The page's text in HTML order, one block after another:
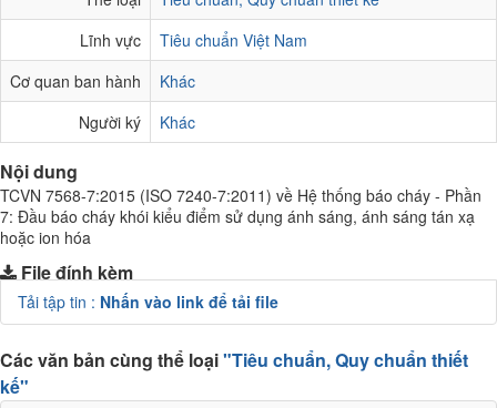
Lĩnh vực
Tiêu chuẩn Việt Nam
Cơ quan ban hành
Khác
Người ký
Khác
Nội dung
TCVN 7568-7:2015 (ISO 7240-7:2011) về Hệ thống báo cháy - Phần
7: Đầu báo cháy khói kiểu điểm sử dụng ánh sáng, ánh sáng tán xạ
hoặc ion hóa
File đính kèm
Tải tập tin : Nhấn vào link để tải file
Các văn bản cùng thể loại"Tiêu chuẩn, Quy chuẩn thiết
kế"